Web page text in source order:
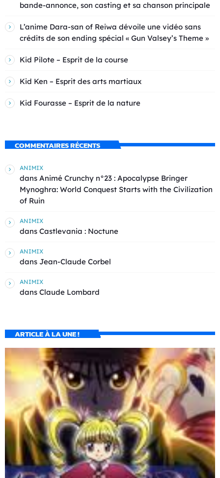
bande-annonce, son casting et sa chanson principale
L’anime Dara-san of Reiwa dévoile une vidéo sans
crédits de son ending spécial « Gun Valsey’s Theme »
Kid Pilote – Esprit de la course
Kid Ken – Esprit des arts martiaux
Kid Fourasse – Esprit de la nature
COMMENTAIRES RÉCENTS
ANIMIX
dans Animé Crunchy n°23 : Apocalypse Bringer
Mynoghra: World Conquest Starts with the Civilization
of Ruin
ANIMIX
dans Castlevania : Noctune
ANIMIX
dans Jean-Claude Corbel
ANIMIX
dans Claude Lombard
ARTICLE À LA UNE !